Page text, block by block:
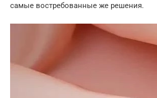
самые востребованные же решения.